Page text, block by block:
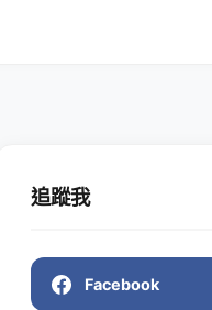
追蹤我
Facebook